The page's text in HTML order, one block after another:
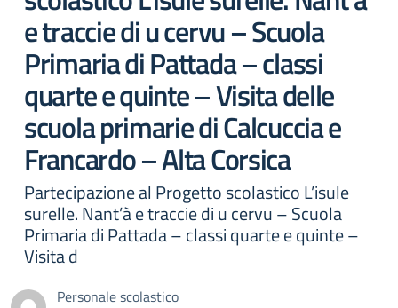
e traccie di u cervu – Scuola
Primaria di Pattada – classi
quarte e quinte – Visita delle
scuola primarie di Calcuccia e
Francardo – Alta Corsica
Partecipazione al Progetto scolastico L’isule
surelle. Nant’à e traccie di u cervu – Scuola
Primaria di Pattada – classi quarte e quinte –
Visita d
Personale scolastico